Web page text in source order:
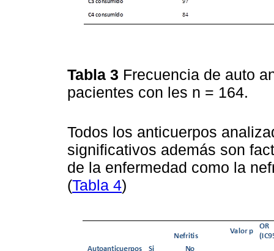
Tabla 3 Frecuencia de auto
pacientes con les n = 164.
Todos los anticuerpos
significativos además son
de la enfermedad como la
(Tabla 4)